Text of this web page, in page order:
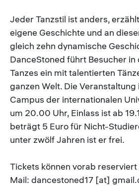
Jeder Tanzstil ist anders,
eigene Geschichte und an
gleich zehn dynamische
DanceStoned führt Besucher in
Tanzes ein mit talentierten
ganzen Welt. Die Veranstaltung
Campus der internationalen
um 20.00 Uhr, Einlass ist ab
beträgt 5 Euro für Nicht-
unter zwölf Jahren ist er frei.
Tickets können vorab
Mail: dancestoned17 [at]